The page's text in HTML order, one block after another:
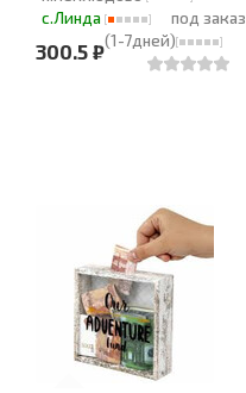
с.Линда
под заказ
(1-7дней)
300.5 ₽